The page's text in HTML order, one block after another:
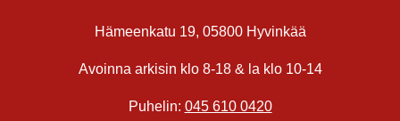
Hämeenkatu 19, 05800 Hyvinkää
Avoinna arkisin klo 8-18 & la klo 10-14
Puhelin: 045 610 0420